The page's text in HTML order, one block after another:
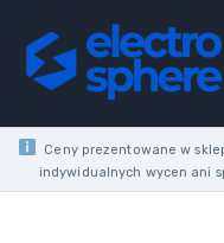
content
Ceny prezentowane w
indywidualnych wycen ani